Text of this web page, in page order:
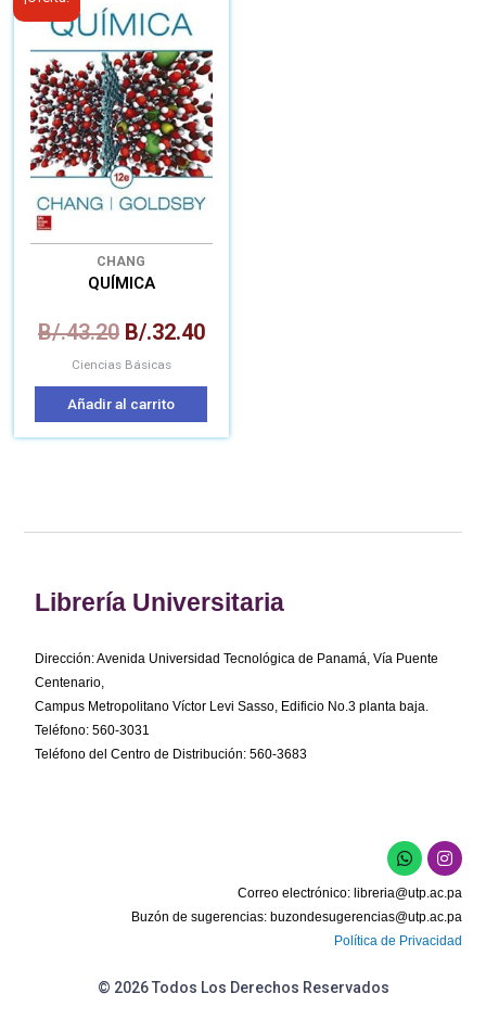
CHANG
QUÍMICA
B/.43.20
precio
original
era:
B/.43.20.
B/.32.40
actual
es:
B/.32.40.
Ciencias Básicas
Añadir al carrito
Librería Universitaria
Dirección: Avenida Universidad Tecnológica de Panamá, Vía Puente
Centenario,
Campus Metropolitano Víctor Levi Sasso, Edificio No.3 planta baja.
Teléfono: 560-3031
Teléfono del Centro de Distribución: 560-3683
W
h
a
t
s
a
p
I
n
s
t
a
g
r
Correo electrónico: libreria@utp.ac.pa
Buzón de sugerencias: buzondesugerencias@utp.ac.pa
Política de Privacidad
© 2026 Todos Los Derechos Reservados